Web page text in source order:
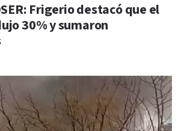
Frigerio destacó que el
30% y sumaron